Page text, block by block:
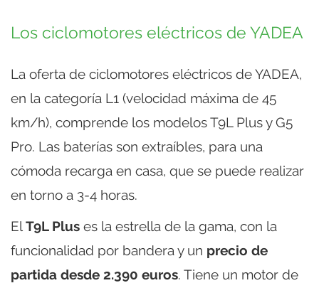
Los ciclomotores eléctricos de YADEA
La oferta de ciclomotores eléctricos de YADEA,
en la categoría L1 (velocidad máxima de 45
km/h), comprende los modelos T9L Plus y G5
Pro. Las baterías son extraíbles, para una
cómoda recarga en casa, que se puede realizar
en torno a 3-4 horas.
ElT9L Plus es la estrella de la gama, con la
funcionalidad por bandera y un precio de
partida desde 2.390 euros. Tiene un motor de